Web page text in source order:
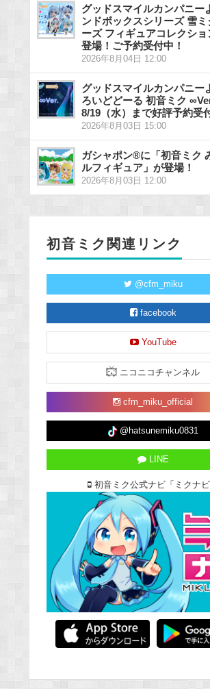
グッドスマイルカンパニー
ンドボックスシリーズ 雪ミ
ーズ フィギュアコレクシ
登場！ご予約受付中！
2026年8月04日 12:00
グッドスマイルカンパニー
ろいどどーる 初音ミク
8/19（水）まで好評予約受
2026年8月03日 15:00
ガシャポン®に「初音ミク
ルフィギュア」が登場！
2026年8月03日 12:00
初音ミク関連リンク
@cfm_miku
facebook
YouTube
ニコニコチャンネル
cfm_miku_official
@hatsunemiku0831
LINE
初音ミク公式ナビ「ミクナビ